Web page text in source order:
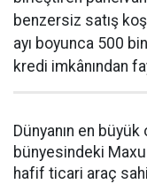
benzersiz satış
ayı boyunca 500
kredi imkânından
Dünyanın en
bünyesindeki
hafif ticari araç